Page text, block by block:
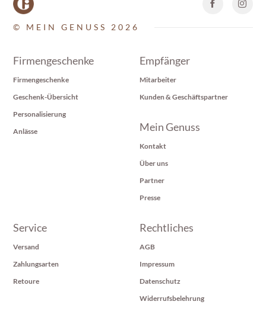
© MEIN GENUSS 2026
Firmengeschenke
Firmengeschenke
Geschenk-Übersicht
Personalisierung
Anlässe
Empfänger
Mitarbeiter
Kunden & Geschäftspartner
Mein Genuss
Kontakt
Über uns
Partner
Presse
Service
Versand
Zahlungsarten
Retoure
Rechtliches
AGB
Impressum
Datenschutz
Widerrufsbelehrung